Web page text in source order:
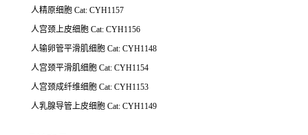
人精原细胞 Cat: CYH1157
人宫颈上皮细胞 Cat: CYH1156
人输卵管平滑肌细胞 Cat: CYH1148
人宫颈平滑肌细胞 Cat: CYH1154
人宫颈成纤维细胞 Cat: CYH1153
人乳腺导管上皮细胞 Cat: CYH1149